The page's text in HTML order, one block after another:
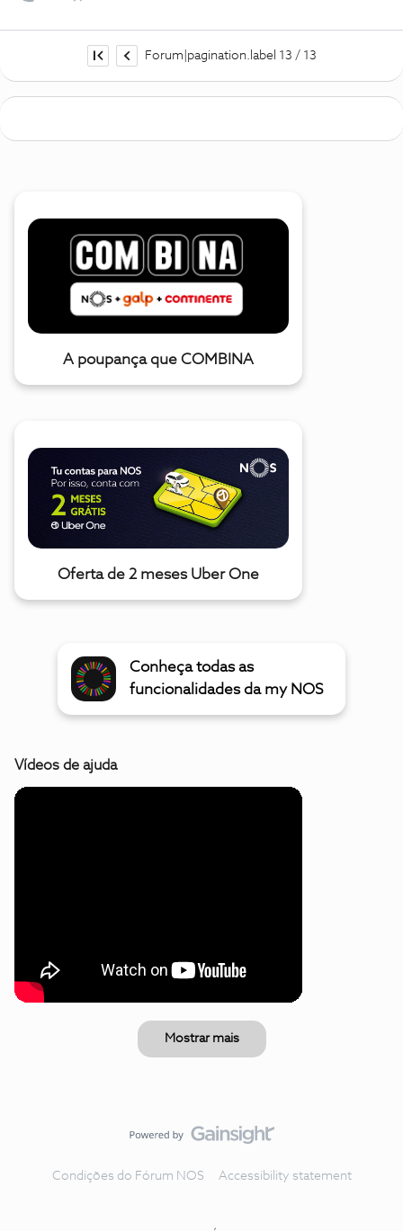
Forum|pagination.label 13 / 13
A poupança que COMBINA
Oferta de 2 meses Uber One
Conheça todas as
funcionalidades da my NOS
Vídeos de ajuda
Mostrar mais
Condições do Fórum NOS Accessibility statement